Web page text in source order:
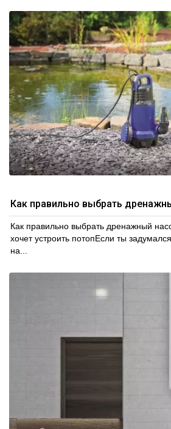
Как правильно выбрать
Как правильно выбрать дренажный
хочет устроить потопЕсли ты
на...